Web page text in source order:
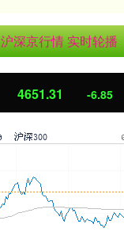
沪深京行情 实时轮播
4651.31 -6.85